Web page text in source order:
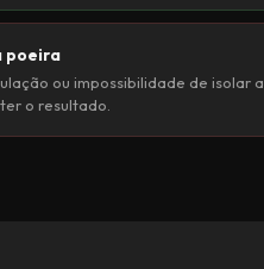
poeira
ou impossibilidade de isolar a
o resultado.